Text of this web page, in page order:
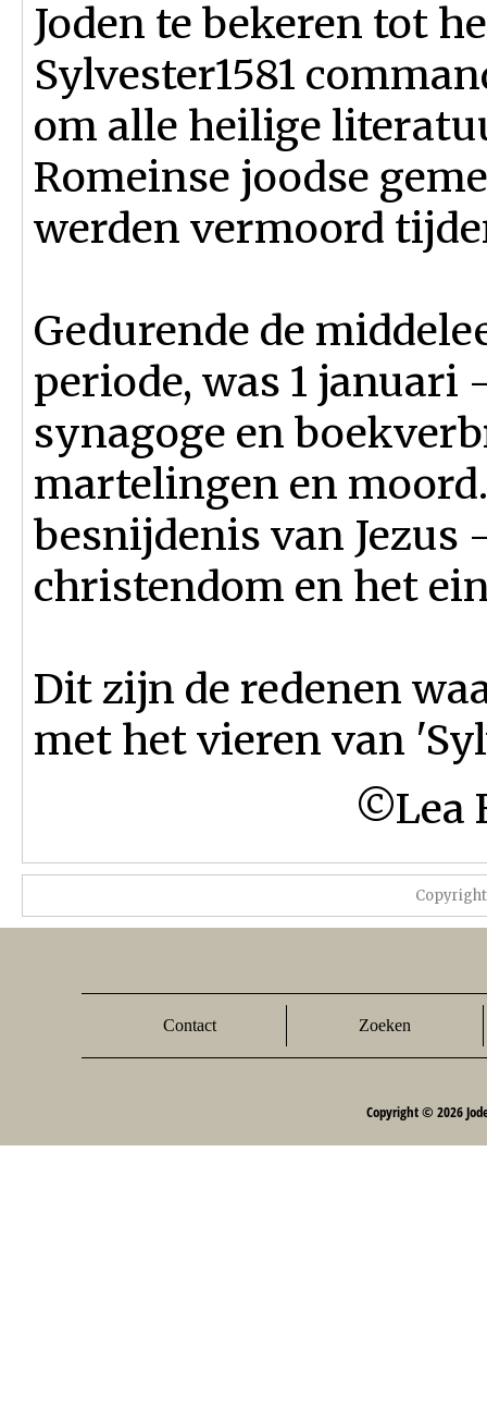
Joden te bekeren tot
Sylvester1581
om alle heilige
Romeinse joodse
werden vermoord
Gedurende de
periode, was 1 januari
synagoge en
martelingen en
besnijdenis van Jezus
christendom en het
Dit zijn de redenen
met het vieren van
©Lea
Contact Zoeken
Copyright © 2026